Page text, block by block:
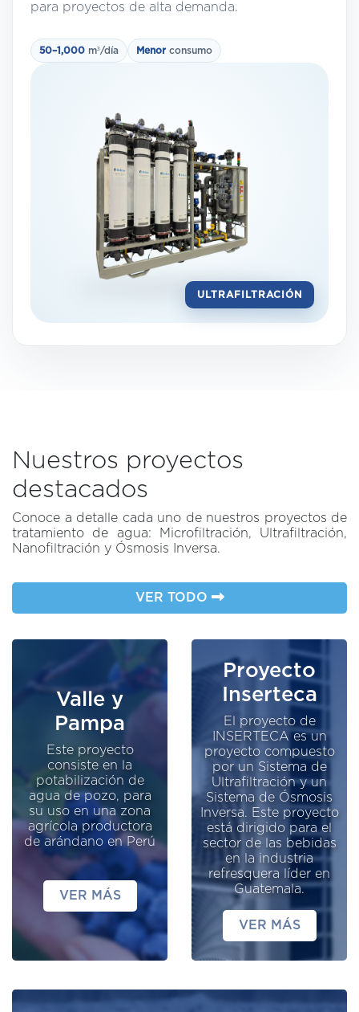
para proyectos de alta demanda.
50–1,000 m³/día Menor consumo
ULTRAFILTRACIÓN
Nuestros proyectos
destacados
Conoce a detalle cada uno de nuestros proyectos de
tratamiento de agua: Microfiltración, Ultrafiltración,
Nanofiltración y Ósmosis Inversa.
VER TODO
Valle y
Pampa
Este proyecto
consiste en la
potabilización de
agua de pozo, para
su uso en una zona
agrícola productora
de arándano en Perú
VER MÁS
Proyecto
Inserteca
El proyecto de
INSERTECA es un
proyecto compuesto
por un Sistema de
Ultrafiltración y un
Sistema de Ósmosis
Inversa. Este proyecto
está dirigido para el
sector de las bebidas
en la industria
refresquera líder en
Guatemala.
VER MÁS